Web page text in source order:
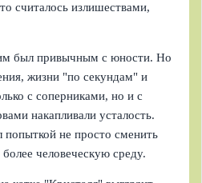
считалось излишествами,
был привычным с юности. Но
жизни "по секундам" и
с соперниками, но и с
накапливали усталость.
не просто сменить
человеческую среду.